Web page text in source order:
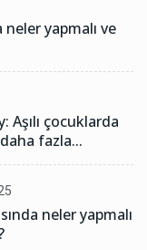
yapmalı ve
Aşılı çocuklarda
fazla...
neler yapmalı